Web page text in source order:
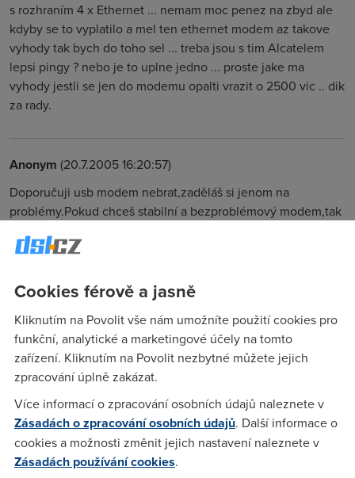
s rozhraním 4 x Ethernet ... nemam moc penez na zbyd ale
kdyby se to vyplatilo a mel ten ethernet modem az takove
vyhody tak bych do toho sel ... treba jsou s tim Alcatelem
lepsi pingy ? nebo je to uplne jedno ... proste jake ma
vyhody jestli se jen do modemu opalti vrazit o 2500 vic .. dik
za rady.
Anonym (20.7.2005 16:20:57)
Doporučuji usb modem nebrat,zaděláš si jenom na
problémy.Pokud chceš stabilní a bezproblémový modem,tak
je SW modem a zatěžuje CPU cca 30 % výkonu a na špatně
dělá všechno sám,nezatěžuje PC,má firewall a na PC se
nemusí nic instalovat.Prostě se jen připojí a jsi na
netu.Pokud jde o statickou ip,tak nějaký ISP ji má a nějaký
ne a nějaký za příplatek,pokud jsi statickou myslel
veřejnou,tak veřejná ip je u každého adsl.
MeTo
(20.7.2005 16:25:28)
30% vykonu ? :) LOL :) To je samozrejme blabol, USB modem
30% vykonu CPU nebere, pouzival jsem USB modem pres
Cookies férově a jasně
Kliknutím na Povolit vše nám umožníte použití cookies pro
funkční, analytické a marketingové účely na tomto
zařízení. Kliknutím na Povolit nezbytné můžete jejich
zpracování úplně zakázat.
Více informací o zpracování osobních údajů naleznete v
Zásadách o zpracování osobních údajů. Další informace o
cookies a možnosti změnit jejich nastavení naleznete v
Zásadách používání cookies.